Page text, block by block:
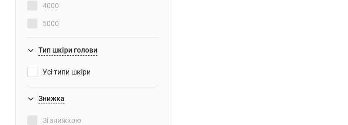
4000
5000
Тип шкіри голови
Усі типи шкіри
Знижка
Зі знижкою